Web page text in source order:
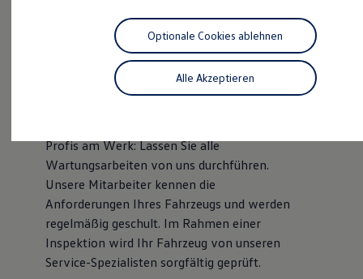
Reichweitensimulator
Ladezeitensimulator
Ladelösungen für Privatkunden
Ladelösungen für Gewerbekunden
Wallbox und Ladekabel
Bidirektionales Laden
Fördermöglichkeiten für Gewerbekunden
Kostensimulator
Autonomes Fahren
Mehr zum ID. Buzz
Online Beratung
California Welt
California Club
California Magazin & Ratgeber
Vanlife
Ratgeber
Profis am Werk: Lassen Sie alle
Wartungsarbeiten von uns durchführen.
Unsere Mitarbeiter kennen die
Anforderungen Ihres Fahrzeugs und werden
regelmäßig geschult. Im Rahmen einer
Inspektion wird Ihr Fahrzeug von unseren
Service-Spezialisten sorgfältig geprüft.
Alle Akzeptieren
Optionale Cookies ablehnen